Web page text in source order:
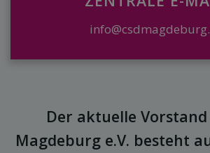
Der aktuelle Vorstand
Magdeburg e.V. besteht